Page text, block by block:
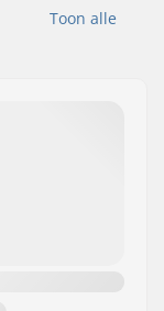
Toon alle